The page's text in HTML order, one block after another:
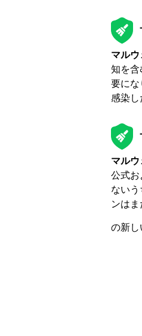
マル
知を含
要に
感染し
マル
公式お
ない
ンは
の新し